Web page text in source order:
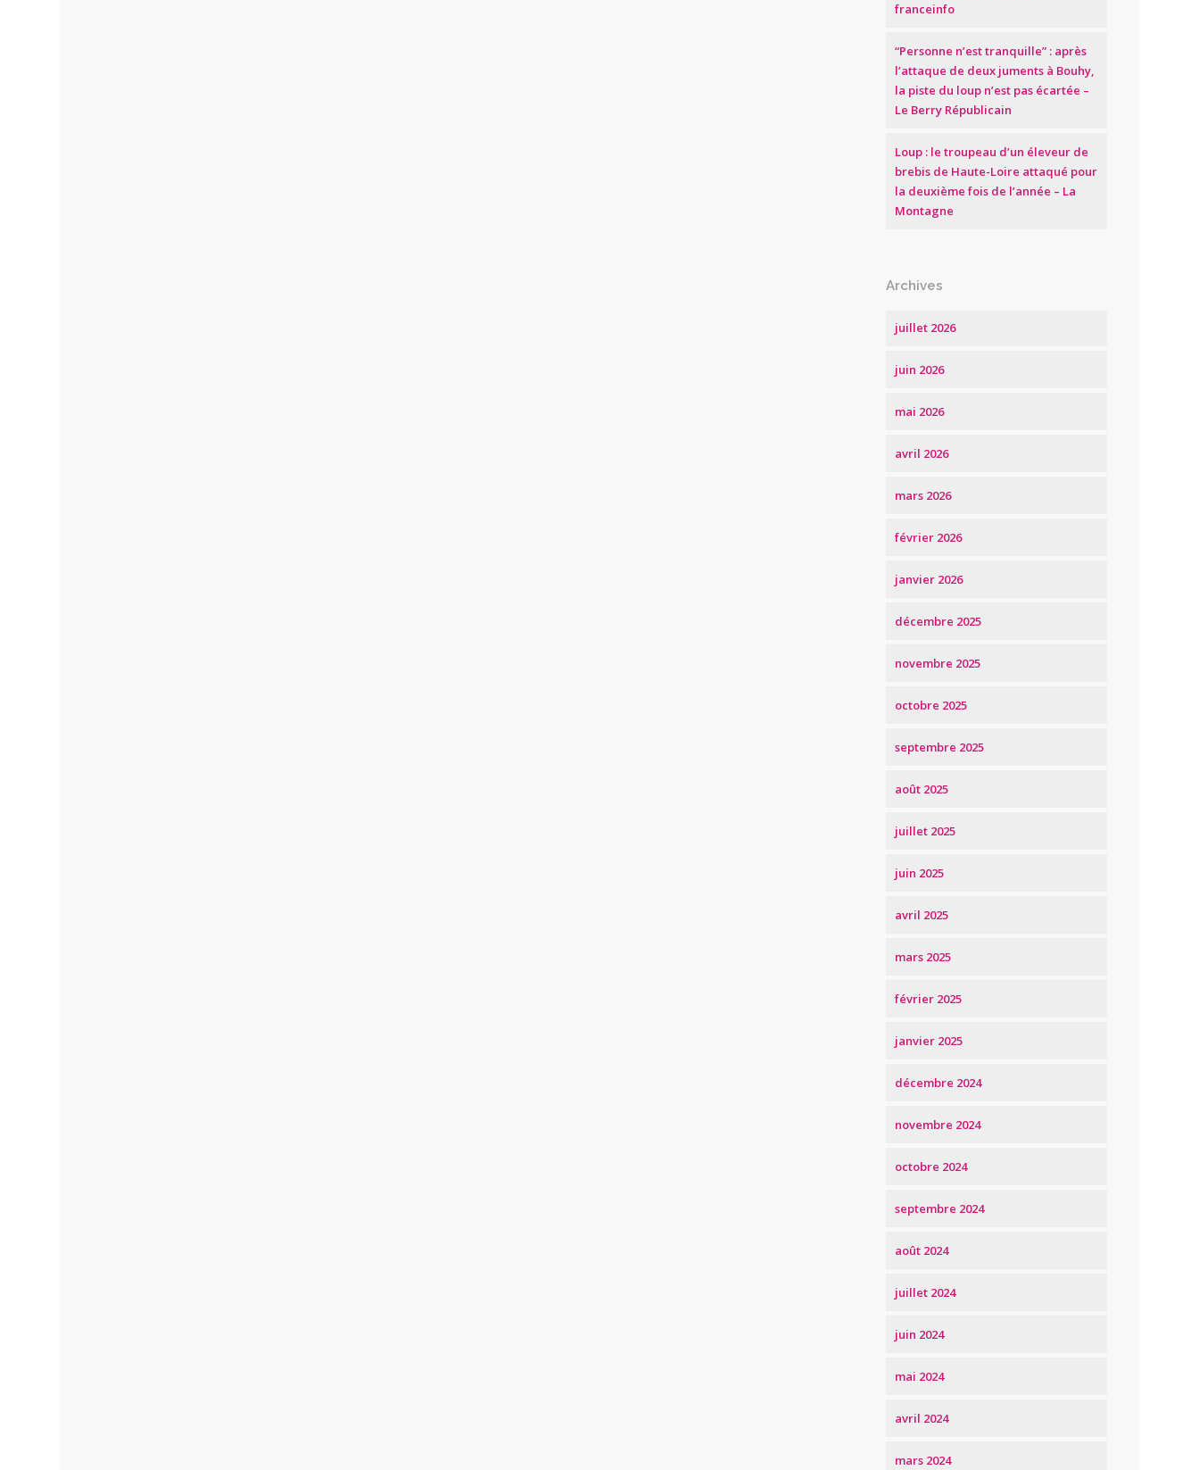
franceinfo
“Personne n’est tranquille” : après
l’attaque de deux juments à Bouhy,
la piste du loup n’est pas écartée –
Le Berry Républicain
Loup : le troupeau d’un éleveur de
brebis de Haute-Loire attaqué pour
la deuxième fois de l’année – La
Montagne
Archives
juillet 2026
juin 2026
mai 2026
avril 2026
mars 2026
février 2026
janvier 2026
décembre 2025
novembre 2025
octobre 2025
septembre 2025
août 2025
juillet 2025
juin 2025
avril 2025
mars 2025
février 2025
janvier 2025
décembre 2024
novembre 2024
octobre 2024
septembre 2024
août 2024
juillet 2024
juin 2024
mai 2024
avril 2024
mars 2024